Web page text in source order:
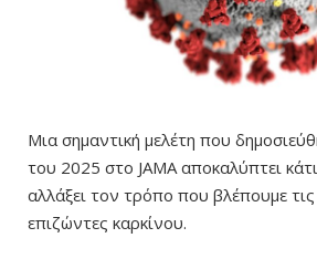
Μια σημαντική μελέτη που
του 2025 στο JAMA αποκαλύπτει
αλλάξει τον τρόπο που βλέπουμε τις
επιζώντες καρκίνου.